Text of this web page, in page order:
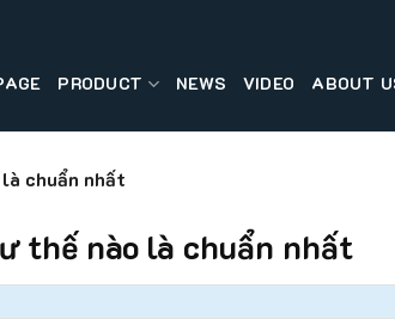
PRODUCT NEWS VIDEO ABOUT
chuẩn nhất
thế nào là chuẩn nhất